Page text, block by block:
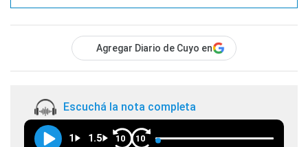
Agregar Diario de Cuyo en
Escuchá la nota completa
1 1.5 10 10